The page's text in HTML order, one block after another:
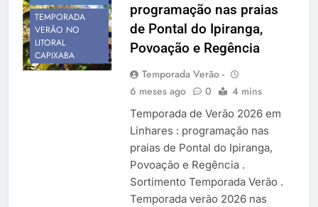
Temporada Verão 2027
TEMPORADA
VERÃO NO
LITORAL
CAPIXABA
programação nas praias
de Pontal do Ipiranga,
Povoação e Regência
Temporada Verão -
6 meses ago
0 4 mins
Temporada de Verão 2026 em
Linhares : programação nas
praias de Pontal do Ipiranga,
Povoação e Regência .
Sortimento Temporada Verão .
Temporada verão 2026 nas